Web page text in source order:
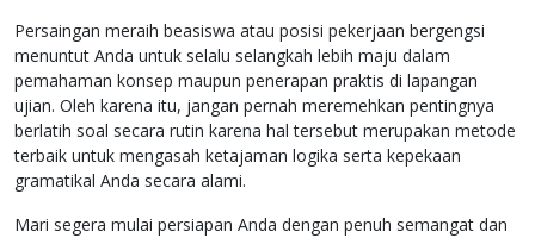
Persaingan meraih beasiswa atau posisi pekerjaan bergengsi
menuntut Anda untuk selalu selangkah lebih maju dalam
pemahaman konsep maupun penerapan praktis di lapangan
ujian. Oleh karena itu, jangan pernah meremehkan pentingnya
berlatih soal secara rutin karena hal tersebut merupakan metode
terbaik untuk mengasah ketajaman logika serta kepekaan
gramatikal Anda secara alami.
Mari segera mulai persiapan Anda dengan penuh semangat dan